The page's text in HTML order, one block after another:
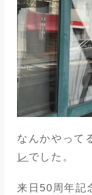
なんかやって
レ でした。
来日50周年記